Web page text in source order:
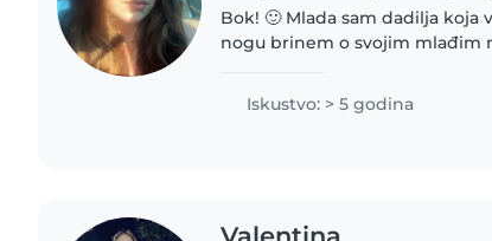
Bok! 🙂 Mlada sam dadilja koja
nogu brinem o svojim mlađim
školaraca. Empatična sam,..
Iskustvo: > 5 godina